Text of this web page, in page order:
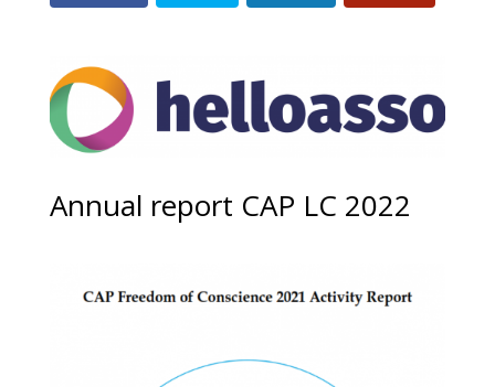
Annual report CAP LC 2022